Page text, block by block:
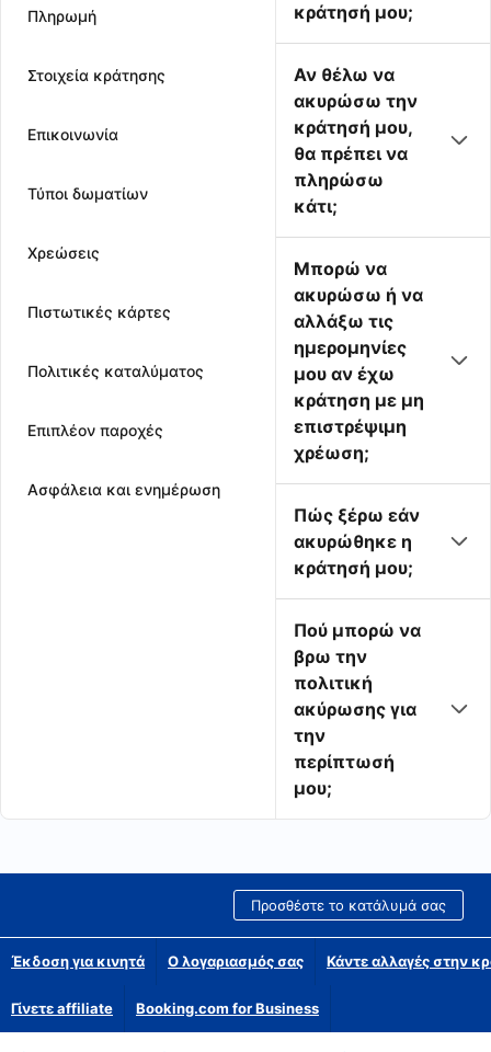
Πληρωμή
Στοιχεία κράτησης
Επικοινωνία
Τύποι δωματίων
Χρεώσεις
Πιστωτικές κάρτες
Πολιτικές καταλύματος
Επιπλέον παροχές
Ασφάλεια και ενημέρωση
κράτησή μου;
Αν θέλω να
ακυρώσω την
κράτησή μου,
θα πρέπει να
πληρώσω
κάτι;
Μπορώ να
ακυρώσω ή να
αλλάξω τις
ημερομηνίες
μου αν έχω
κράτηση με μη
επιστρέψιμη
χρέωση;
Πώς ξέρω εάν
ακυρώθηκε η
κράτησή μου;
Πού μπορώ να
βρω την
πολιτική
ακύρωσης για
την
περίπτωσή
μου;
Προσθέστε το κατάλυμά σας
Έκδοση για κινητά Ο λογαριασμός σας Κάντε αλλαγές στην
Γίνετε affiliate Booking.com for Business